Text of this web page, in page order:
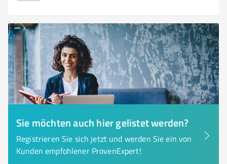
Sie möchten auch hier gelistet werden?
Registrieren Sie sich jetzt und werden Sie ein von
Kunden empfohlener ProvenExpert!